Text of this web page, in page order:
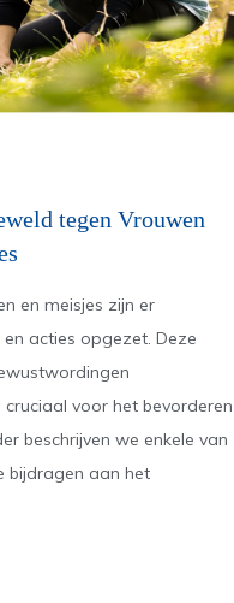
tegen Vrouwen
en meisjes zijn er
acties opgezet. Deze
voor het bevorderen
beschrijven we enkele van
bijdragen aan het